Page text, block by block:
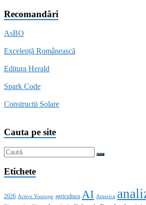
Recomandări
AsBO
Excelență Românească
Editura Herald
Spark Code
Constructii Solare
Cauta pe site
Etichete
2026 Active Yourope agricultura AI America